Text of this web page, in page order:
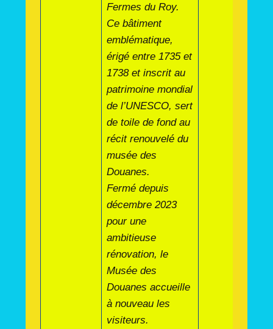
Fermes du Roy.
Ce bâtiment
emblématique,
érigé entre 1735 et
1738 et inscrit au
patrimoine mondial
de l’UNESCO, sert
de toile de fond au
récit renouvelé du
musée des
Douanes.
Fermé depuis
décembre 2023
pour une
ambitieuse
rénovation, le
Musée des
Douanes accueille
à nouveau les
visiteurs.